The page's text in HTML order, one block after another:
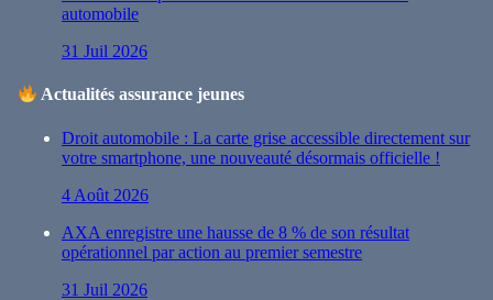
automobile
31 Juil 2026
Actualités assurance jeunes
Droit automobile : La carte grise accessible directement sur
votre smartphone, une nouveauté désormais officielle !
4 Août 2026
AXA enregistre une hausse de 8 % de son résultat
opérationnel par action au premier semestre
31 Juil 2026